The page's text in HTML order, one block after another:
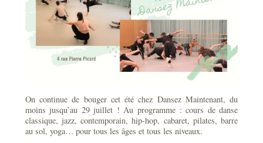
On continue de bouger cet été chez Dansez Maintenant, du
moins jusqu’au 29 juillet ! Au programme : cours de danse
classique, jazz, contemporain, hip-hop, cabaret, pilates, barre
au sol, yoga… pour tous les âges et tous les niveaux.